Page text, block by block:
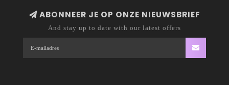
ABONNEER JE OP ONZE NIEUWSBRIEF
And stay up to date with our latest offers